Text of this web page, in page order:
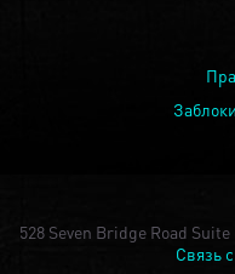
528 Seven Bridge Road
Связь